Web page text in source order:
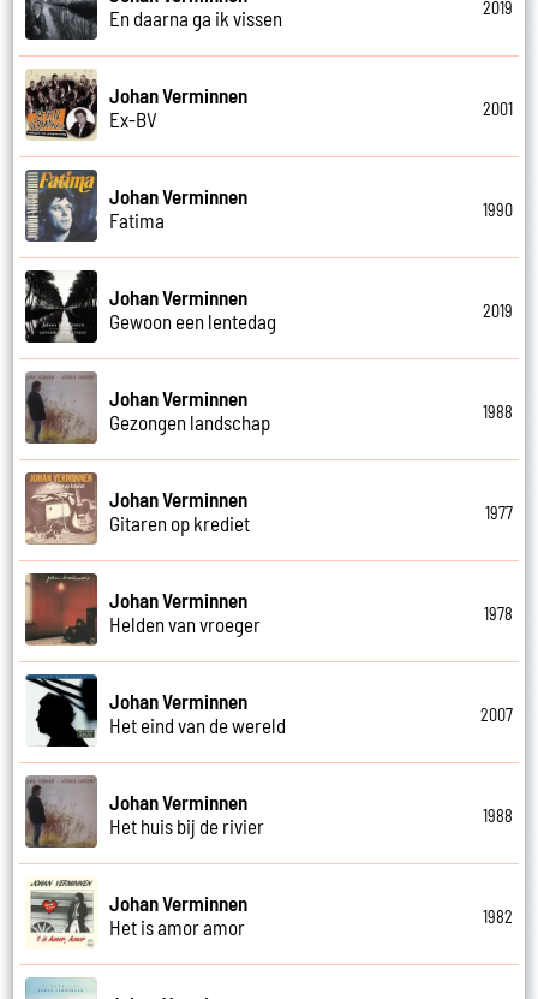
En daarna ga ik vissen
2019
Johan Verminnen
Ex-BV
2001
Johan Verminnen
Fatima
1990
Johan Verminnen
Gewoon een lentedag
2019
Johan Verminnen
Gezongen landschap
1988
Johan Verminnen
Gitaren op krediet
1977
Johan Verminnen
Helden van vroeger
1978
Johan Verminnen
Het eind van de wereld
2007
Johan Verminnen
Het huis bij de rivier
1988
Johan Verminnen
Het is amor amor
1982